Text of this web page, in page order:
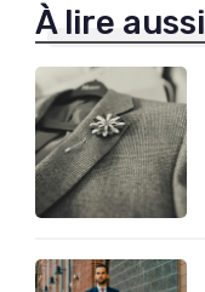
À lire aussi